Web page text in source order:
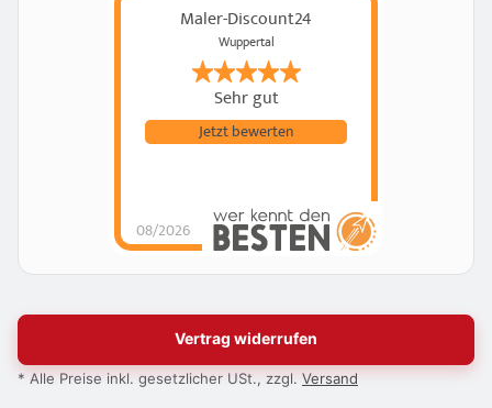
Maler-Discount24
Wuppertal
Sehr gut
08/2026
Jetzt bewerten
Vertrag widerrufen
* Alle Preise inkl. gesetzlicher USt., zzgl. Versand